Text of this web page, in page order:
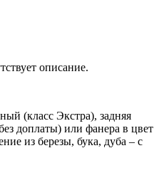
описание.
(класс Экстра), задняя
доплаты) или фанера в цвет
из березы, бука, дуба – с